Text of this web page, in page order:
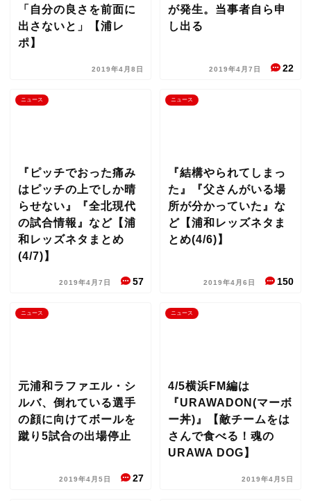
「自分の良さを前面に
出さないと」【浦レ
ポ】
2019年4月8日
が発生。当事者自ら申
し出る
2019年4月7日 22
ニュース
『ピッチでおった痛み
はピッチの上でしか晴
らせない』『全北現代
の試合情報』など【浦
和レッズネタまとめ
(4/7)】
2019年4月7日 57
ニュース
『結構やられてしまっ
た』『父さんがいる場
所が分かっていた』な
ど【浦和レッズネタま
とめ(4/6)】
2019年4月6日 150
ニュース
元浦和ラファエル・シ
ルバ、倒れている選手
の顔に向けてボールを
蹴り5試合の出場停止
2019年4月5日 27
ニュース
4/5横浜FM編は
『URAWADON(マーボ
ー丼)』【敵チームをは
さんで食べる！魂の
URAWA DOG】
2019年4月5日